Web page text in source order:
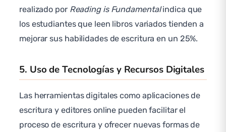
realizado por Reading is Fundamentalindica que
los estudiantes que leen libros variados tienden a
mejorar sus habilidades de escritura en un 25%.
5. Uso de Tecnologías y Recursos Digitales
Las herramientas digitales como aplicaciones de
escritura y editores online pueden facilitar el
proceso de escritura y ofrecer nuevas formas de